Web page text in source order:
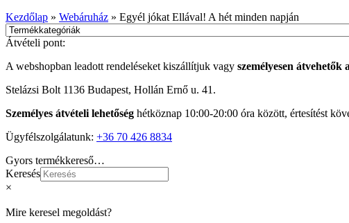
Kezdőlap » Webáruház » Egyél jókat Ellával! A hét minden napján
Átvételi pont:
A webshopban leadott rendeléseket kiszállítjuk vagy személyesen
Stelázsi Bolt 1136 Budapest, Hollán Ernő u. 41.
Személyes átvételi lehetőség hétköznap 10:00-20:00 óra között, értesítést
Ügyfélszolgálatunk: +36 70 426 8834
Gyors termékkereső…
Keresés
×
Mire keresel megoldást?